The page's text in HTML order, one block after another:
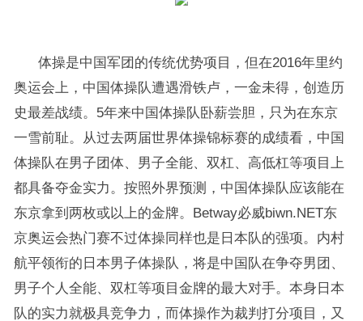
体操是中国军团的传统优势项目，但在2016年里约
奥运会上，中国体操队遭遇滑铁卢，一金未得，创造历
史最差战绩。5年来中国体操队卧薪尝胆，只为在东京
一雪前耻。从过去两届世界体操锦标赛的成绩看，中国
体操队在男子团体、男子全能、双杠、高低杠等项目上
都具备夺金实力。按照外界预测，中国体操队应该能在
东京拿到两枚或以上的金牌。Betway必威biwn.NET东
京奥运会热门赛不过体操同样也是日本队的强项。内村
航平领衔的日本男子体操队，将是中国队在争夺男团、
男子个人全能、双杠等项目金牌的最大对手。本身日本
队的实力就极具竞争力，而体操作为裁判打分项目，又